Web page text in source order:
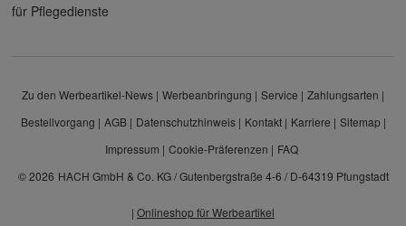
für Pflegedienste
Zu den Werbeartikel-News Werbeanbringung Service
Zahlungsarten
Bestellvorgang
AGB Datenschutzhinweis Kontakt Karriere
Sitemap
Impressum
Cookie-Präferenzen
FAQ
© 2026 HACH GmbH & Co. KG / Gutenbergstraße 4-6 / D-64319 Pfungstadt
| Onlineshop für Werbeartikel